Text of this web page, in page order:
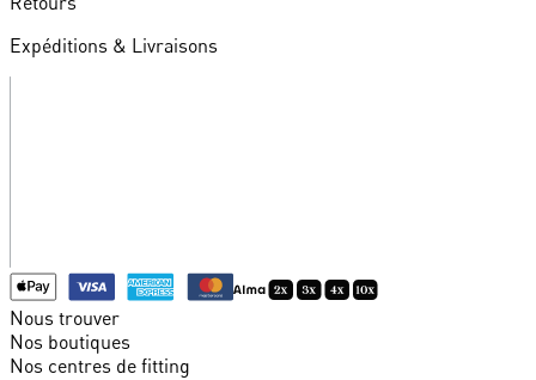
Expéditions & Livraisons
Nous trouver
Nos boutiques
Nos centres de fitting